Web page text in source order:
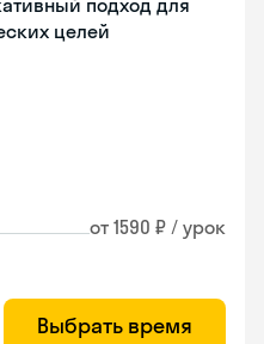
подход для
целей
от 1590 ₽ / урок
Выбрать время